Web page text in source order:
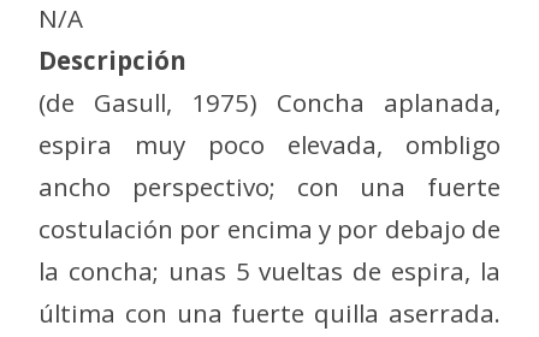
N/A
Descripción
(de Gasull, 1975) Concha aplanada,
espira muy poco elevada, ombligo
ancho perspectivo; con una fuerte
costulación por encima y por debajo de
la concha; unas 5 vueltas de espira, la
última con una fuerte quilla aserrada.